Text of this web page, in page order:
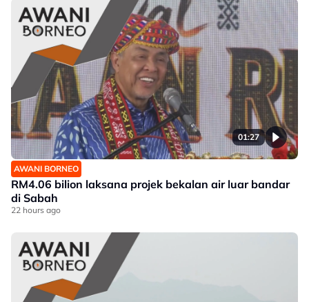
01:27
AWANI BORNEO
RM4.06 bilion laksana projek bekalan air luar bandar
di Sabah
22 hours ago